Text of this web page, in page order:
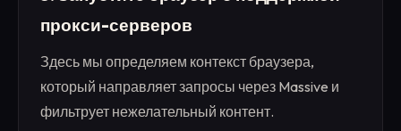
прокси-серверов
Здесь мы определяем контекст браузера,
который направляет запросы через Massive и
фильтрует нежелательный контент.